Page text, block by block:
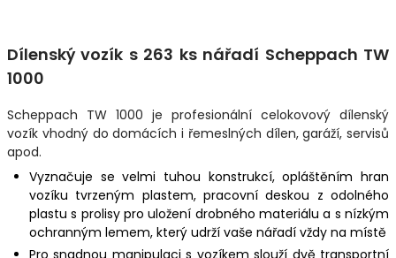
Dílenský vozík s 263 ks nářadí Scheppach TW
1000
Scheppach TW 1000 je profesionální celokovový dílenský
vozík vhodný do domácích i řemeslných dílen, garáží, servisů
apod.
Vyznačuje se velmi tuhou konstrukcí, opláštěním hran
vozíku tvrzeným plastem, pracovní deskou z odolného
plastu s prolisy pro uložení drobného materiálu a s nízkým
ochranným lemem, který udrží vaše nářadí vždy na místě